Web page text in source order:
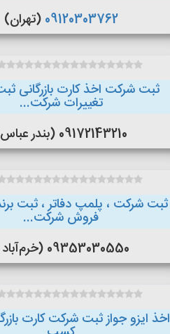
09120303762 (تهران)
ثبت شرکت اخذ کارت بازرگانی
تغییرات شرکت...
09172143210 (بندر عباس)
ثبت شرکت ، پلمپ دفاتر ، ثبت
فروش شرکت...
09353030550 (خرم‌آباد )
اخذ ایزو جواز ثبت شرکت کارت